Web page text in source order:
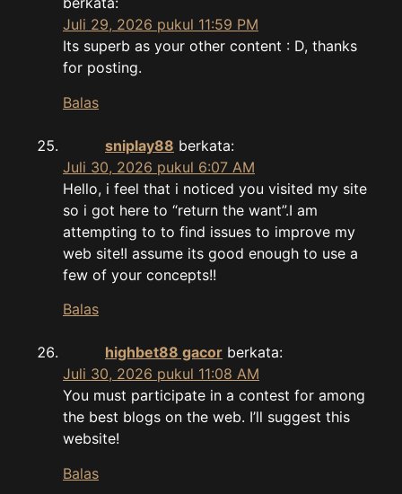
Juli 29, 2026 pukul 11:59 PM
Its superb as your other content : D, thanks
for posting.
Balas
sniplay88 berkata:
Juli 30, 2026 pukul 6:07 AM
Hello, i feel that i noticed you visited my site
so i got here to “return the want”.I am
attempting to to find issues to improve my
web site!I assume its good enough to use a
few of your concepts!!
Balas
highbet88 gacor berkata:
Juli 30, 2026 pukul 11:08 AM
You must participate in a contest for among
the best blogs on the web. I’ll suggest this
website!
Balas